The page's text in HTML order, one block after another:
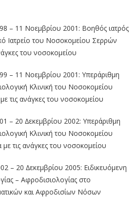
– 11 Νοεµβρίου 2001: Βοηθός ιατρός
Ιατρείο του Νοσοκοµείου Σερρών
του νοσοκοµείου
– 11 Νοεµβρίου 2001: Υπεράριθµη
Κλινική του Νοσοκοµείου
τις ανάγκες του νοσοκοµείου
– 20 ∆εκεµβρίου 2002: Υπεράριθµη
Κλινική του Νοσοκοµείου
τις ανάγκες του νοσοκοµείου
– 20 ∆εκεµβρίου 2005: Ειδικευόµενη
– Αφροδισιολογίας στο
και Αφροδισίων Νόσων